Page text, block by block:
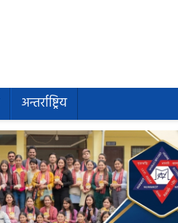
अन्तर्राष्ट्रिय